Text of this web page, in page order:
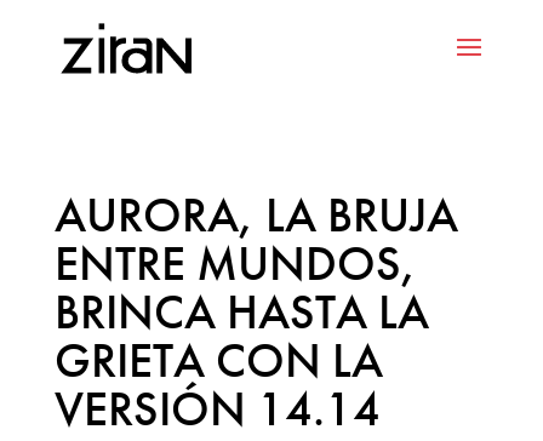
AURORA, LA BRUJA
ENTRE MUNDOS,
BRINCA HASTA LA
GRIETA CON LA
VERSIÓN 14.14